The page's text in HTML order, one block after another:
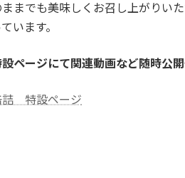
ままでも美味しくお召し上がりい
います。
ページにて関連動画など随時公
詰 特設ページ